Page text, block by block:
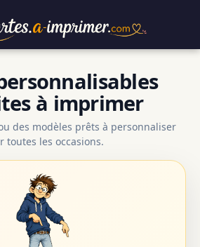
à imprimer
des modèles prêts à personnaliser
toutes les occasions.